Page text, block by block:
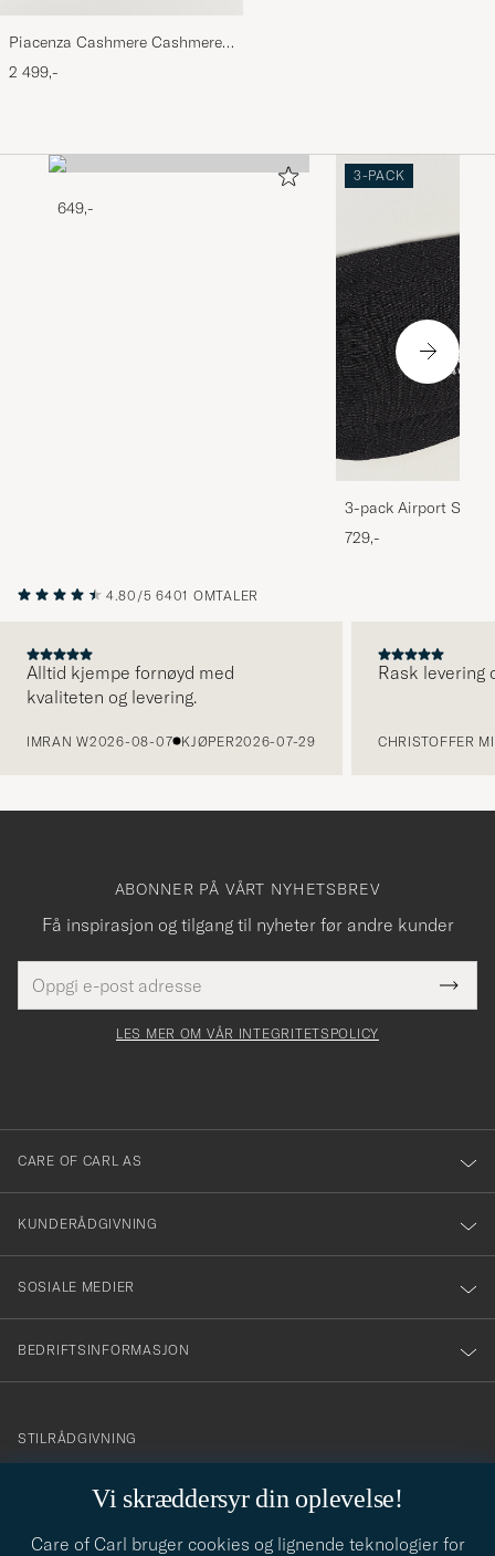
Piacenza Cashmere Cashmere
Scarf Light Beige
2 499,-
649,-
3-PACK
3-pack Airport
Melange
729,-
4.80/5 6401 OMTALER
Alltid kjempe fornøyd med
kvaliteten og levering.
IMRAN W2026-08-07 KJØPER2026-07-29
Rask levering
CHRISTOFFER
Vi skræddersyr din oplevelse!
Care of Carl bruger cookies og lignende teknologier for
ABONNER PÅ VÅRT NYHETSBREV
Få inspirasjon og tilgang til nyheter før andre kunder
postadresse
felt
Tack
för
dig
till
vårt
nyhetsbrev!
LES MER OM VÅR INTEGRITETSPOLICY
CARE OF CARL AS
KUNDERÅDGIVNING
SOSIALE MEDIER
BEDRIFTSINFORMASJON
info@careofcarl.no
STILRÅDGIVNING
STILRÅDGIVNING